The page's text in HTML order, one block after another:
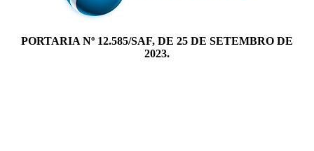
PORTARIA Nº 12.585/SAF, DE 25 DE SETEMBRO DE
2023.